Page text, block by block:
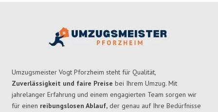
Umzugsmeister Vogt Pforzheim steht für Qualität,
Zuverlässigkeit und faire Preise bei Ihrem Umzug. Mit
jahrelanger Erfahrung und einem engagierten Team sorgen wir
für einen reibungslosen Ablauf, der genau auf Ihre Bedürfnisse